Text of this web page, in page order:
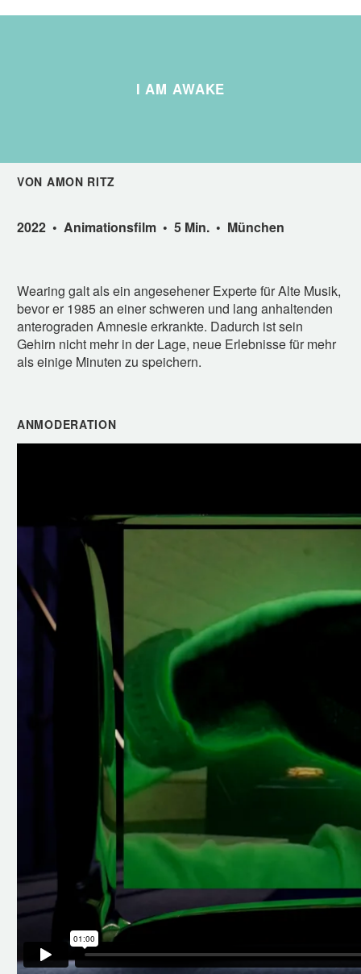
I AM AWAKE
VON AMON RITZ
2022 • Animationsfilm • 5 Min. • München
Wearing galt als ein angesehener Experte für Alte Musik,
bevor er 1985 an einer schweren und lang anhaltenden
anterograden Amnesie erkrankte. Dadurch ist sein
Gehirn nicht mehr in der Lage, neue Erlebnisse für mehr
als einige Minuten zu speichern.
ANMODERATION